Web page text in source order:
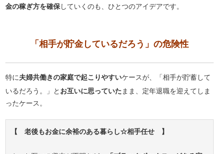
金の稼ぎ方を確保していくのも、ひとつのアイデアです。
「相手が貯金しているだろう」の危険性
特に夫婦共働きの家庭で起こりやすいケースが、「相手が貯蓄して
いるだろう。」と お互いに思っていたまま、定年退職を迎えてしま
ったケース。
【 老後もお金に余裕のある暮らし☆相手任せ 】